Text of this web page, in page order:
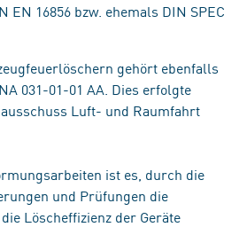
EN 16856 bzw. ehemals DIN SPEC
gehört ebenfalls
031-01-01 AA. Dies erfolgte
Luft- und Raumfahrt
ist es, durch die
und Prüfungen die
Löscheffizienz der Geräte